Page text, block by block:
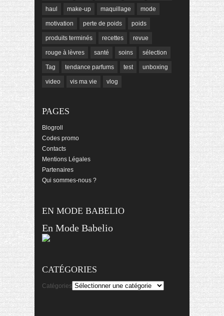
haul make-up maquillage mode
motivation perte de poids poids
produits terminés recettes revue
rouge à lèvres santé soins sélection
Tag tendance parfums test unboxing
video vis ma vie vlog
PAGES
Blogroll
Codes promo
Contacts
Mentions Légales
Partenaires
Qui sommes-nous ?
EN MODE BABELIO
En Mode Babelio
CATÉGORIES
Catégories